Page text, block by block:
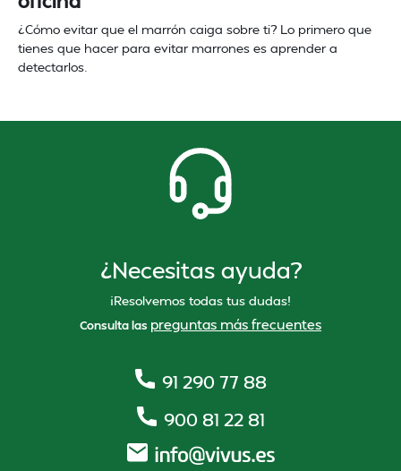
¿Cómo evitar que el marrón caiga sobre ti? Lo primero que
tienes que hacer para evitar marrones es aprender a
detectarlos.
¿Necesitas ayuda?
¡Resolvemos todas tus dudas!
Consulta las preguntas más frecuentes
91 290 77 88
900 81 22 81